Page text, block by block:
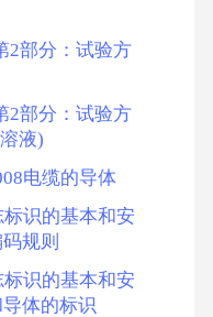
2部分：试验方
2部分：试验方
液)
电缆的导体
识的基本和安
规则
识的基本和安
体的标识